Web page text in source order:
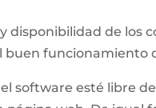
disponibilidad de los
funcionamiento
software esté libre